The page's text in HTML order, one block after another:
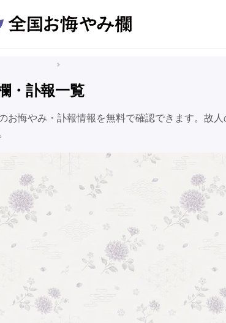
・訃報一覧
お悔やみ・訃報情報を無料で確認できます。故人